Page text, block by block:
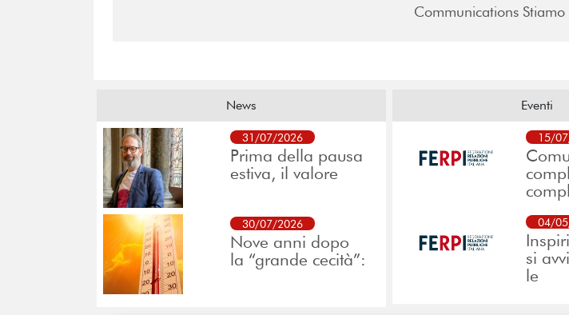
Communications
News
31/07/2026
Prima della pausa
estiva, il valore
30/07/2026
Nove anni dopo
la “grande cecità”:
Eventi
15/
04/
si
le